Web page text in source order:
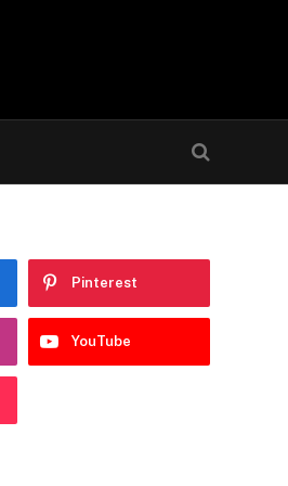
Pinterest
YouTube